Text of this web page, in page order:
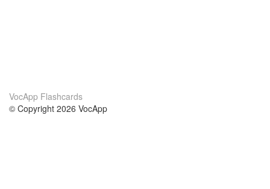
VocApp Flashcards
© Copyright 2026 VocApp